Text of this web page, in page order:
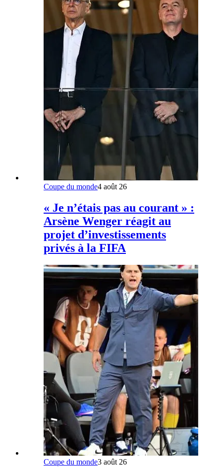
Coupe du monde4 août 26
« Je n’étais pas au courant » :
Arsène Wenger réagit au
projet d’investissements
privés à la FIFA
Coupe du monde3 août 26